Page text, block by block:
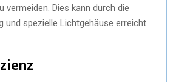
vermeiden. Dies kann durch die
und spezielle Lichtgehäuse erreicht